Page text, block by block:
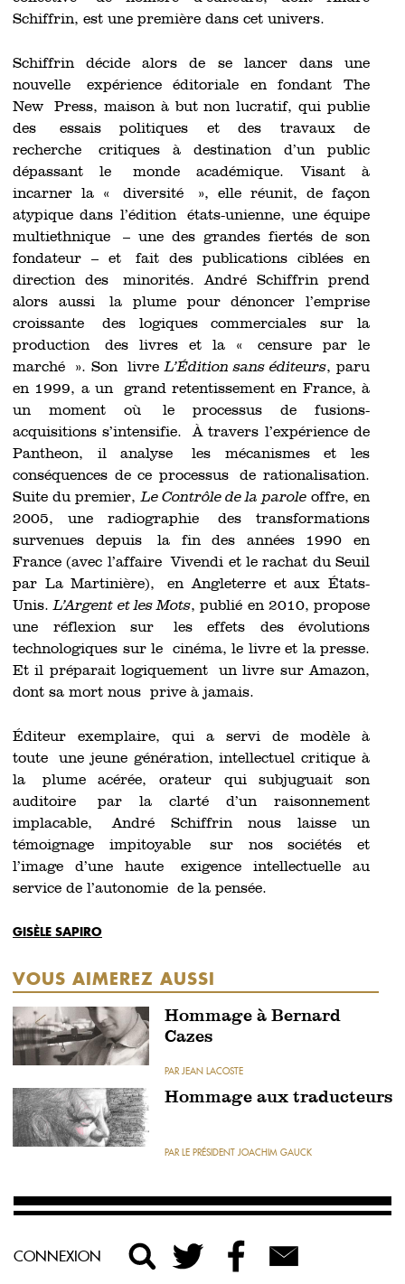
Schiffrin, est une première dans cet univers.
Schiffrin décide alors de se lancer dans une
nouvelle expérience éditoriale en fondant The
New Press, maison à but non lucratif, qui publie
des essais politiques et des travaux de
recherche critiques à destination d’un public
dépassant le monde académique. Visant à
incarner la « diversité », elle réunit, de façon
atypique dans l’édition états-unienne, une équipe
multiethnique – une des grandes fiertés de son
fondateur – et fait des publications ciblées en
direction des minorités. André Schiffrin prend
alors aussi la plume pour dénoncer l’emprise
croissante des logiques commerciales sur la
production des livres et la « censure par le
marché ». Son livre L’Édition sans éditeurs, paru
en 1999, a un grand retentissement en France, à
un moment où le processus de fusions-
acquisitions s’intensifie. À travers l’expérience de
Pantheon, il analyse les mécanismes et les
conséquences de ce processus de rationalisation.
Suite du premier,Le Contrôle de la paroleoffre, en
2005, une radiographie des transformations
survenues depuis la fin des années 1990 en
France (avec l’affaire Vivendi et le rachat du Seuil
par La Martinière), en Angleterre et aux États-
Unis.L’Argent et les Mots, publié en 2010, propose
une réflexion sur les effets des évolutions
technologiques sur le cinéma, le livre et la presse.
Et il préparait logiquement un livre sur Amazon,
dont sa mort nous prive à jamais.
Éditeur exemplaire, qui a servi de modèle à
toute une jeune génération, intellectuel critique à
la plume acérée, orateur qui subjuguait son
auditoire par la clarté d’un raisonnement
implacable, André Schiffrin nous laisse un
témoignage impitoyable sur nos sociétés et
l’image d’une haute exigence intellectuelle au
service de l’autonomie de la pensée.
GISÈLE SAPIRO
VOUS AIMEREZ AUSSI
Hommage à Bernard
Cazes
PAR JEAN LACOSTE
Hommage aux traducteurs
PAR LE PRÉSIDENT JOACHIM GAUCK
CONNEXION